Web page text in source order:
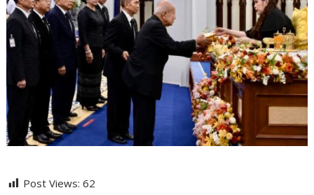
Post Views: 62